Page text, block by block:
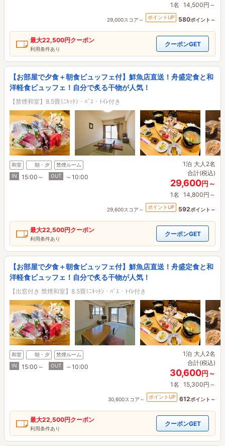
1名 14,500円～
29,000スコア～ ポイントUP 580ポイント～
最大22,500円クーポン
利用条件あり
クーポンGET
【お部屋で夕食＋朝食ビュッフェ付】鮮魚店直送！舟盛定食と和
洋軽食ビュッフェ！自分で炙る干物が人気！
【禁煙和室】8.5畳ﾐﾆｷｯﾁﾝ・ﾊﾞｽ・ﾄｲﾚ付き
和室 朝・夕
禁煙ルーム
IN
15:00～ OUT ～10:00
1泊 大人2名
合計(税込)
29,600円～
1名 14,800円～
29,600スコア～ ポイントUP 592ポイント～
最大22,500円クーポン
利用条件あり
クーポンGET
【お部屋で夕食＋朝食ビュッフェ付】鮮魚店直送！舟盛定食と和
洋軽食ビュッフェ！自分で炙る干物が人気！
【出窓付き 禁煙和室】8.5畳ﾐﾆｷｯﾁﾝ・ﾊﾞｽ・ﾄｲﾚ付き
和室 朝・夕
禁煙ルーム
IN
15:00～ OUT ～10:00
1泊 大人2名
合計(税込)
30,600円～
1名 15,300円～
30,600スコア～ ポイントUP 612ポイント～
最大22,500円クーポン
利用条件あり
クーポンGET